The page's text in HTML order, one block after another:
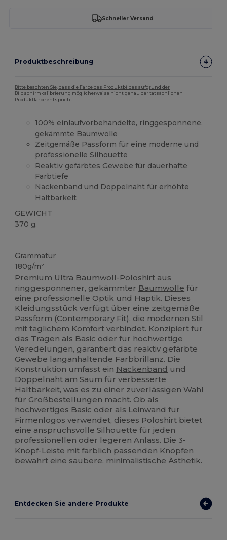
Schneller Versand
Produktbeschreibung
Bitte beachten Sie, dass die Farbe des Produktbildes aufgrund der
Bildschirmkalibrierung möglicherweise nicht genau der tatsächlichen
Produktfarbe entspricht.
100% einlaufvorbehandelte, ringgesponnene,
gekämmte Baumwolle
Zeitgemäße Passform für eine moderne und
professionelle Silhouette
Reaktiv gefärbtes Gewebe für dauerhafte
Farbtiefe
Nackenband und Doppelnaht für erhöhte
Haltbarkeit
GEWICHT
370 g.
Grammatur
180g/m²
Premium Ultra Baumwoll-Poloshirt aus
ringgesponnener, gekämmter Baumwolle für
eine professionelle Optik und Haptik. Dieses
Kleidungsstück verfügt über eine zeitgemäße
Passform (Contemporary Fit), die modernen Stil
mit täglichem Komfort verbindet. Konzipiert für
das Tragen als Basic oder für hochwertige
Veredelungen, garantiert das reaktiv gefärbte
Gewebe langanhaltende Farbbrillanz. Die
Konstruktion umfasst ein Nackenband und
Doppelnaht amSaum für verbesserte
Haltbarkeit, was es zu einer zuverlässigen Wahl
für Großbestellungen macht. Ob als
hochwertiges Basic oder als Leinwand für
Firmenlogos verwendet, dieses Poloshirt bietet
eine anspruchsvolle Silhouette für jeden
professionellen oder legeren Anlass. Die 3-
Knopf-Leiste mit farblich passenden Knöpfen
bewahrt eine saubere, minimalistische Ästhetik.
Entdecken Sie andere Produkte